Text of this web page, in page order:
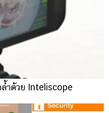
ำด้วย Inteliscope